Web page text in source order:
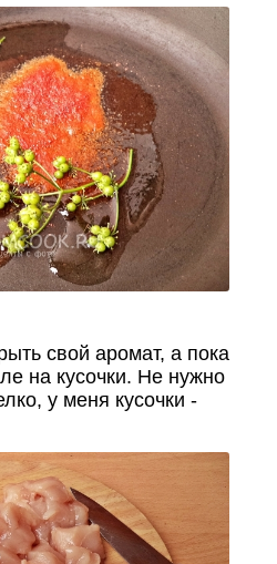
свой аромат, а пока
на кусочки. Не нужно
у меня кусочки -